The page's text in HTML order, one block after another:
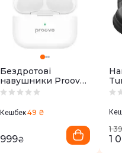
Бездротові
навушники Proove
Mainstream Pro
Кешбек49 ₴
999₴
1
1